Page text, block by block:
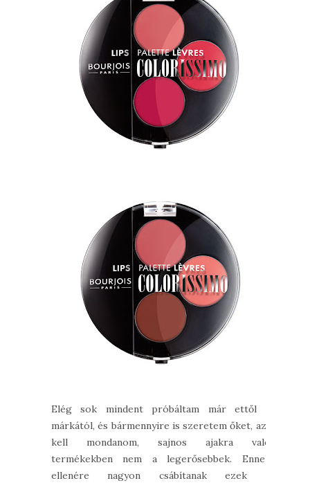
Elég sok mindent próbáltam már ettől a
márkától, és bármennyire is szeretem őket, azt
kell mondanom, sajnos ajakra való
termékekben nem a legerősebbek. Ennek
ellenére nagyon csábítanak ezek a